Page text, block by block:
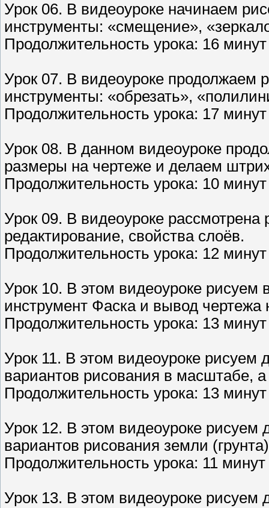
Урок 06. В видеоуроке начинаем
инструменты: «смещение»,
Продолжительность урока: 16
Урок 07. В видеоуроке продолжаем
инструменты: «обрезать»,
Продолжительность урока: 17
Урок 08. В данном видеоуроке
размеры на чертеже и делаем
Продолжительность урока: 10
Урок 09. В видеоуроке
редактирование, свойства слоёв.
Продолжительность урока: 12
Урок 10. В этом видеоуроке рисуем
инструмент Фаска и вывод чертежа
Продолжительность урока: 13
Урок 11. В этом видеоуроке
вариантов рисования в масштабе, а
Продолжительность урока: 13
Урок 12. В этом видеоуроке
вариантов рисования земли
Продолжительность урока: 11 минут
Урок 13. В этом видеоуроке